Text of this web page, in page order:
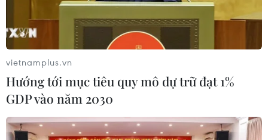
vietnamplus.vn
Hướng tới mục tiêu quy mô dự trữ đạt 1%
GDP vào năm 2030